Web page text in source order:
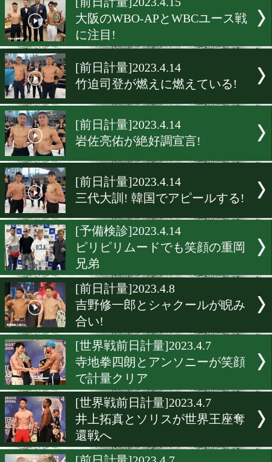
磯谷大心が復活を目指す!
[世界戦前日計量]2023.4.15
重岡優大・銀次朗が元世界
に挑む!
[前日計量]2023.4.15
3150 FIGHT Vol.5は
[前日計量]2023.4.15
大阪のWBO-APとWBCユ
に注目!
[前日計量]2023.4.14
竹迫司登が燃えに燃えてい
[前日計量]2023.4.14
岩佐亮佑が絶好調宣言!
[前日計量]2023.4.14
三代大訓! 韓国でアピール